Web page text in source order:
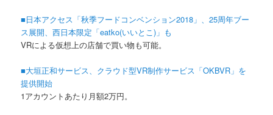
■日本アクセス「秋季フードコンベンション2018」、25周年ブー
ス展開、西日本限定「eatko(いいとこ)」も
VRによる仮想上の店舗で買い物も可能。
■大垣正和サービス、クラウド型VR制作サービス「OKBVR」を
提供開始
1アカウントあたり月額2万円。